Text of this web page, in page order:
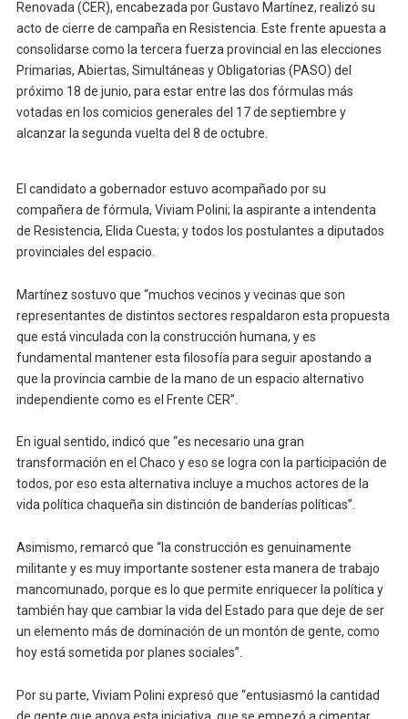
Renovada (CER), encabezada por Gustavo Martínez, realizó su
acto de cierre de campaña en Resistencia. Este frente apuesta a
consolidarse como la tercera fuerza provincial en las elecciones
Primarias, Abiertas, Simultáneas y Obligatorias (PASO) del
próximo 18 de junio, para estar entre las dos fórmulas más
votadas en los comicios generales del 17 de septiembre y
alcanzar la segunda vuelta del 8 de octubre.
El candidato a gobernador estuvo acompañado por su
compañera de fórmula, Viviam Polini; la aspirante a intendenta
de Resistencia, Elida Cuesta; y todos los postulantes a diputados
provinciales del espacio.
Martínez sostuvo que “muchos vecinos y vecinas que son
representantes de distintos sectores respaldaron esta propuesta
que está vinculada con la construcción humana, y es
fundamental mantener esta filosofía para seguir apostando a
que la provincia cambie de la mano de un espacio alternativo
independiente como es el Frente CER”.
En igual sentido, indicó que “es necesario una gran
transformación en el Chaco y eso se logra con la participación de
todos, por eso esta alternativa incluye a muchos actores de la
vida política chaqueña sin distinción de banderías políticas”.
Asimismo, remarcó que “la construcción es genuinamente
militante y es muy importante sostener esta manera de trabajo
mancomunado, porque es lo que permite enriquecer la política y
también hay que cambiar la vida del Estado para que deje de ser
un elemento más de dominación de un montón de gente, como
hoy está sometida por planes sociales”.
Por su parte, Viviam Polini expresó que “entusiasmó la cantidad